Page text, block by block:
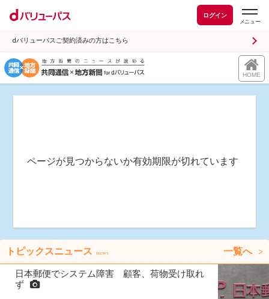
ログイン
dバリューパスご契約済みの方はこちら
HOME
ページが見つからないか有効期限が切れています
トピックスニュース news 一覧へ
日本郵便でシステム障害 顧客、荷物受け取れ
ず